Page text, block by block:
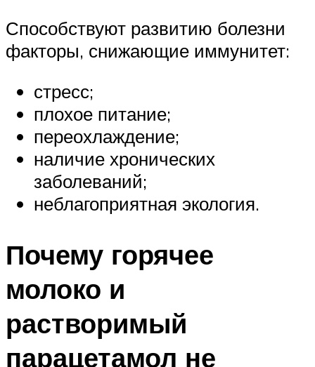
Способствуют развитию болезни
факторы, снижающие иммунитет:
стресс;
плохое питание;
переохлаждение;
наличие хронических
заболеваний;
неблагоприятная экология.
Почему горячее
молоко и
растворимый
парацетамол не